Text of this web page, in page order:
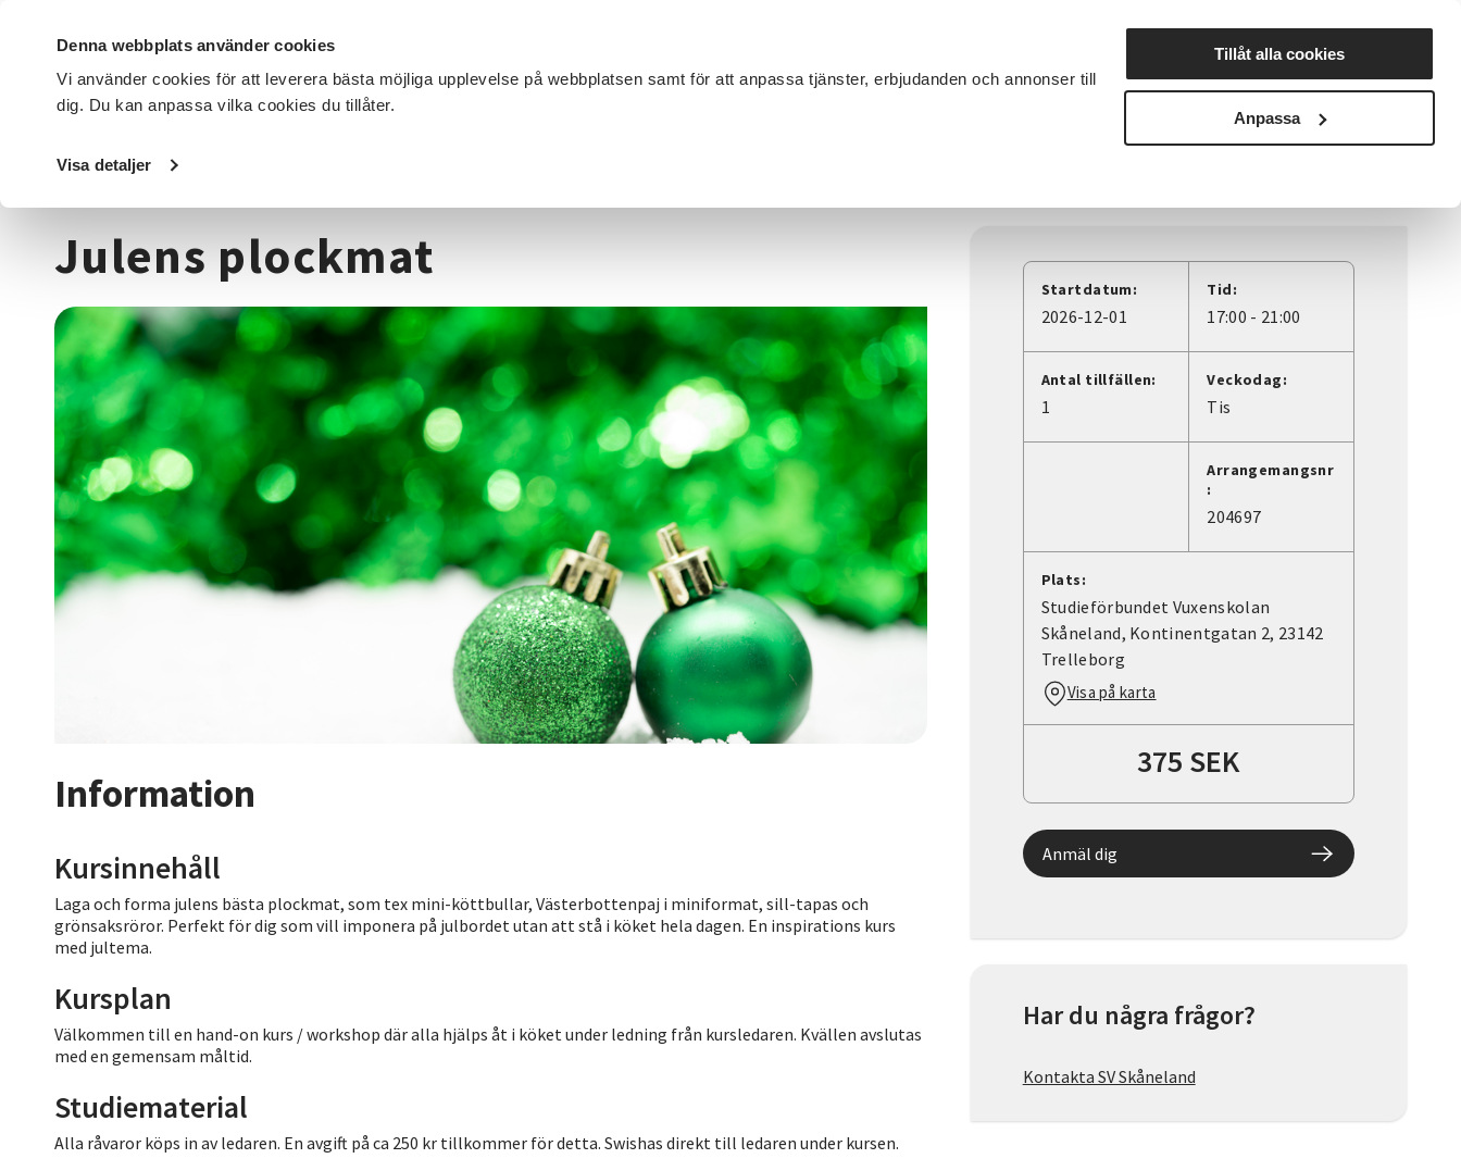
Denna webbplats använder cookies
Vi använder cookies för att leverera bästa möjliga upplevelse på webbplatsen samt för att anpassa tjänster, erbjudanden och annonser till
dig. Du kan anpassa vilka cookies du tillåter.
Visa detaljer
Tillåt alla cookies
Anpassa
DET HÄR GÖR VI FÖR DIG SOM SÖK KURSER OCH EVENEMANG Nyheter Avdelningar
Startsida / Kurser och evenemang
Julens plockmat
Information
Kursinnehåll
Laga och forma julens bästa plockmat, som tex mini-köttbullar, Västerbottenpaj i miniformat, sill-tapas och
grönsaksröror. Perfekt för dig som vill imponera på julbordet utan att stå i köket hela dagen. En inspirations kurs
med jultema.
Kursplan
Välkommen till en hand-on kurs / workshop där alla hjälps åt i köket under ledning från kursledaren. Kvällen avslutas
med en gemensam måltid.
Studiematerial
Alla råvaror köps in av ledaren. En avgift på ca 250 kr tillkommer för detta. Swishas direkt till ledaren under kursen.
Startdatum:
2026-12-01
Tid:
17:00 - 21:00
Antal tillfällen:
1
Veckodag:
Tis
Arrangemangsnr
:
204697
Plats:
Studieförbundet Vuxenskolan
Skåneland, Kontinentgatan 2, 23142
Trelleborg
Visa på karta
375 SEK
Anmäl dig
Har du några frågor?
Kontakta SV Skåneland